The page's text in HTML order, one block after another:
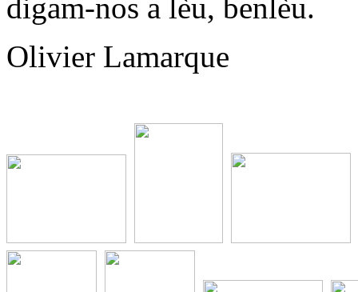
digam-nos a lèu, benlèu.
Olivier Lamarque